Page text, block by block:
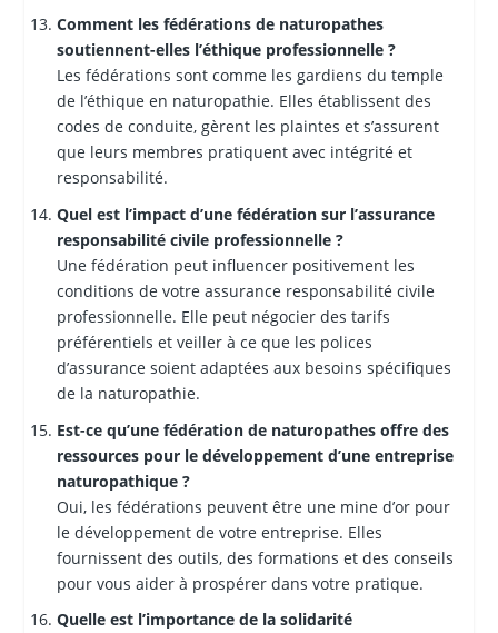
Comment les fédérations de naturopathes
soutiennent-elles l’éthique professionnelle ?
Les fédérations sont comme les gardiens du temple
de l’éthique en naturopathie. Elles établissent des
codes de conduite, gèrent les plaintes et s’assurent
que leurs membres pratiquent avec intégrité et
responsabilité.
Quel est l’impact d’une fédération sur l’assurance
responsabilité civile professionnelle ?
Une fédération peut influencer positivement les
conditions de votre assurance responsabilité civile
professionnelle. Elle peut négocier des tarifs
préférentiels et veiller à ce que les polices
d’assurance soient adaptées aux besoins spécifiques
de la naturopathie.
Est-ce qu’une fédération de naturopathes offre des
ressources pour le développement d’une entreprise
naturopathique ?
Oui, les fédérations peuvent être une mine d’or pour
le développement de votre entreprise. Elles
fournissent des outils, des formations et des conseils
pour vous aider à prospérer dans votre pratique.
Quelle est l’importance de la solidarité